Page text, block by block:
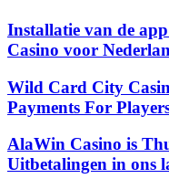
Installatie van de
Casino voor
Wild Card City
Payments For
AlaWin Casino is
Uitbetalingen in ons